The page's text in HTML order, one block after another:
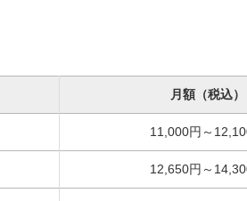
月額（税込）
11,000円～
12,650円～